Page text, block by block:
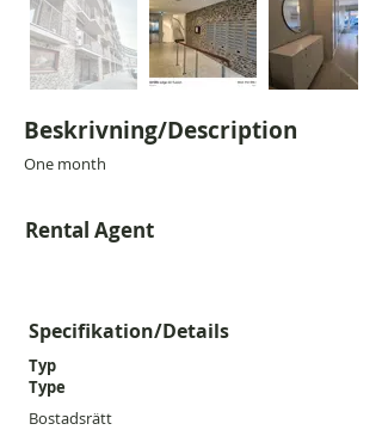
Beskrivning/Description
One month
Rental Agent
Specifikation/Details
Typ
Type
Bostadsrätt